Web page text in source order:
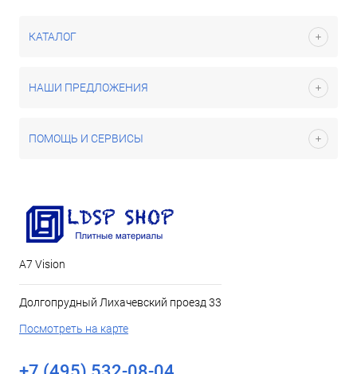
КАТАЛОГ
НАШИ ПРЕДЛОЖЕНИЯ
ПОМОЩЬ И СЕРВИСЫ
А7 Vision
Долгопрудный Лихачевский проезд 33
Посмотреть на карте